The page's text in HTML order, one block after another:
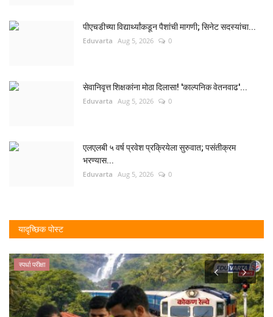
पीएचडीच्या विद्यार्थ्यांकडून पैशांची मागणी; सिनेट सदस्यांचा...
Eduvarta Aug 5, 2026 0
सेवानिवृत्त शिक्षकांना मोठा दिलासा! 'काल्पनिक वेतनवाढ'...
Eduvarta Aug 5, 2026 0
एलएलबी ५ वर्ष प्रवेश प्रक्रियेला सुरुवात; पसंतीक्रम
भरण्यास...
Eduvarta Aug 5, 2026 0
यादृच्छिक पोस्ट
स्पर्धा परीक्षा